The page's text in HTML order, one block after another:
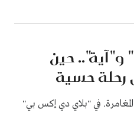
حين
رحلة حسية
في "بلاي دي إكس بي"